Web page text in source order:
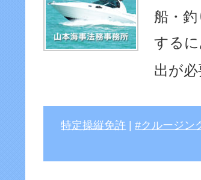
船・
する
出が
特定操縦免許 | クルージン